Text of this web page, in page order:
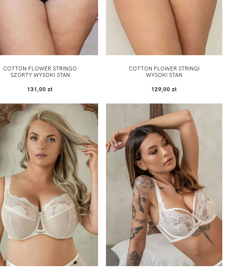
COTTON FLOWER STRINGO
SZORTY WYSOKI STAN
131,00 zł
COTTON FLOWER STRINGI
WYSOKI STAN
129,00 zł